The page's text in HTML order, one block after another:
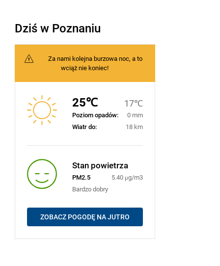
Dziś w Poznaniu
Za nami kolejna burzowa noc, a to
wciąż nie koniec!
25℃ 17℃
Poziom opadów:
0 mm
Wiatr do:
18 km
Stan powietrza
PM2.5
5.40 μg/m3
Bardzo dobry
ZOBACZ POGODĘ NA JUTRO